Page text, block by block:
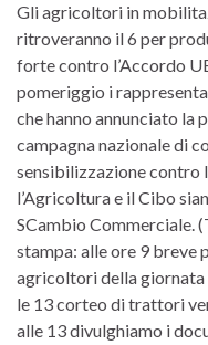
Gli agricoltori in
ritroveranno il 6 per
forte contro l’Accordo
pomeriggio i
che hanno annunciato la
campagna nazionale di
sensibilizzazione contro
l’Agricoltura e il Cibo
SCambio Commerciale.
stampa: alle ore 9 breve
agricoltori della giornata
le 13 corteo di trattori
alle 13 divulghiamo i